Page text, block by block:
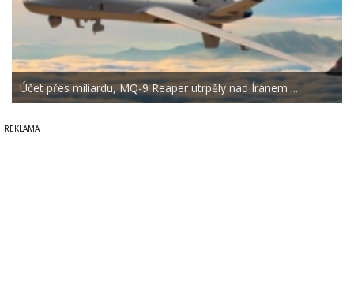
Účet přes miliardu, MQ-9 Reaper utrpěly nad Íránem ...